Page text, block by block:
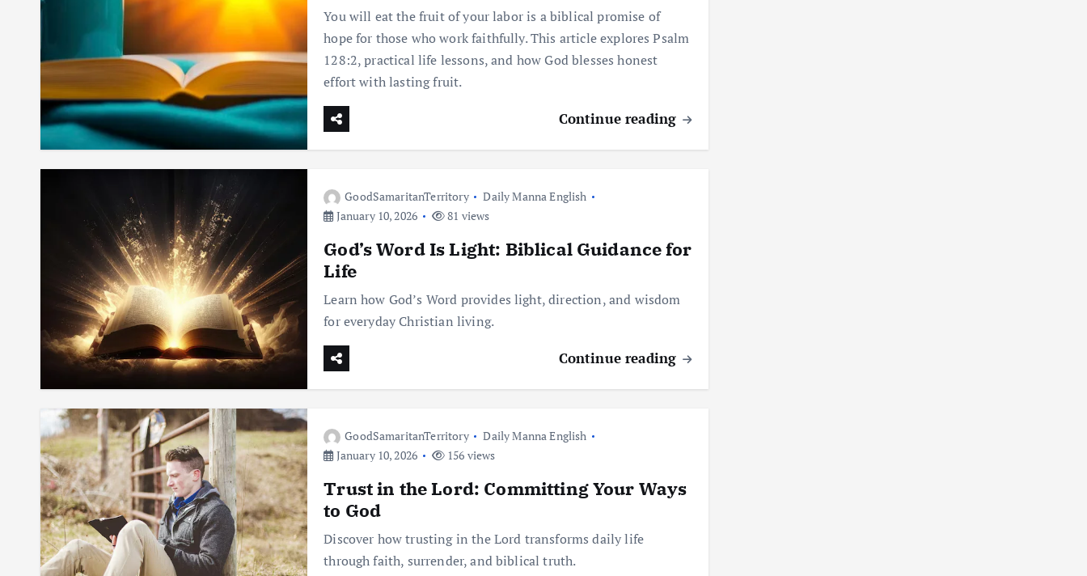
You will eat the fruit of your labor is a biblical promise of
hope for those who work faithfully. This article explores Psalm
128:2, practical life lessons, and how God blesses honest
effort with lasting fruit.
Continue reading
GoodSamaritanTerritory
Daily Manna English
January 10, 2026
81 views
God’s Word Is Light: Biblical Guidance for
Life
Learn how God’s Word provides light, direction, and wisdom
for everyday Christian living.
Continue reading
GoodSamaritanTerritory
Daily Manna English
January 10, 2026
156 views
Trust in the Lord: Committing Your Ways
to God
Discover how trusting in the Lord transforms daily life
through faith, surrender, and biblical truth.